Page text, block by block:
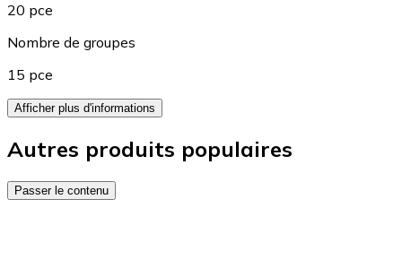
20 pce
Nombre de groupes
15 pce
Afficher plus d'informations
Autres produits populaires
Passer le contenu